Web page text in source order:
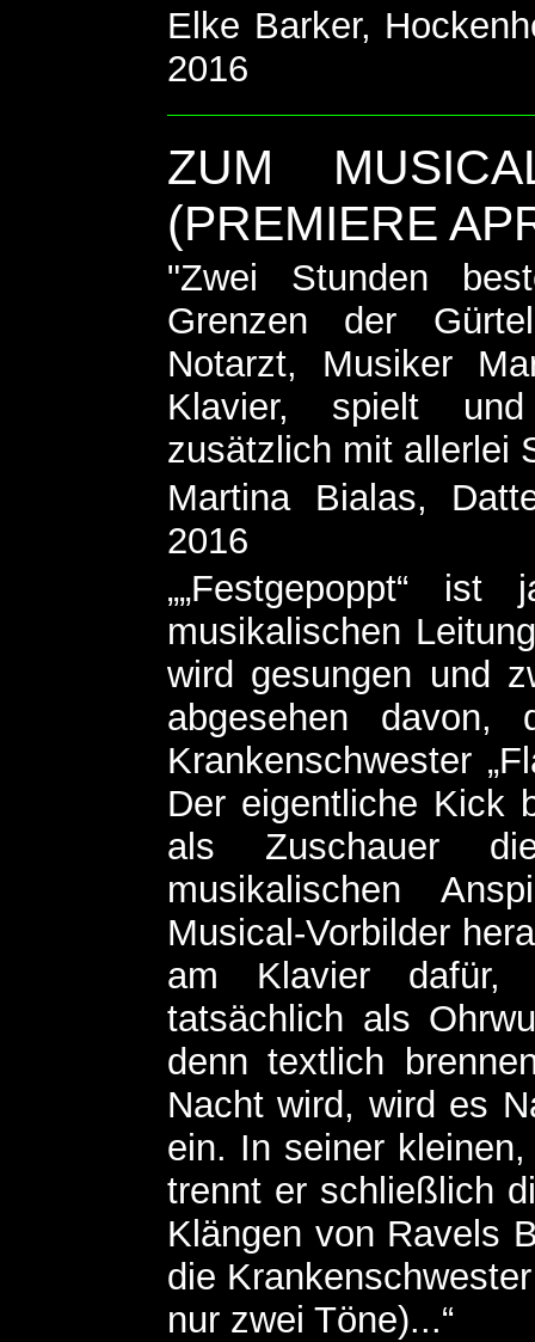
Elke Barker,
2016
ZUM
(PREMIERE
"Zwei Stunden
Grenzen der
Notarzt, Musiker
Klavier, spielt
zusätzlich mit allerlei
Martina Bialas,
2016
„„Festgepoppt“
musikalischen
wird gesungen und
abgesehen
Krankenschwester
Der eigentliche Kick
als Zuschauer
musikalischen
Musical-Vorbilder
am Klavier dafür,
tatsächlich als
denn textlich
Nacht wird, wird es
ein. In seiner
trennt er schließlich
Klängen von Ravels
die
nur zwei Töne)...“